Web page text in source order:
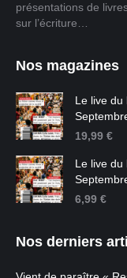
présentations de
sur l’écriture…
Nos magazines
Le live du
19,99 €
Le live du
6,99 €
Nos derniers